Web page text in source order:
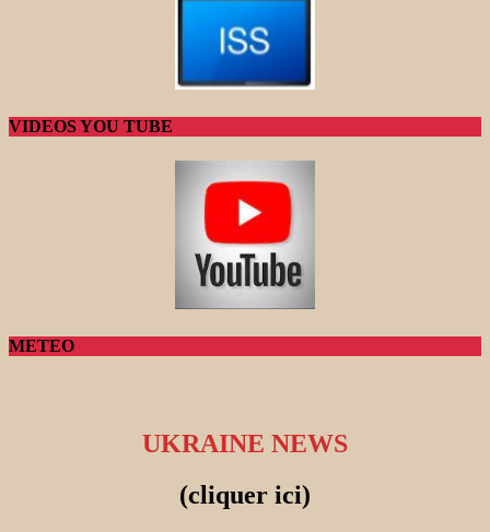
VIDEOS YOU TUBE
METEO
UKRAINE NEWS
(cliquer ici)